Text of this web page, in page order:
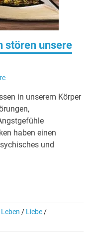
stören unsere
in unserem Körper
haben einen
und
Leben / Liebe /